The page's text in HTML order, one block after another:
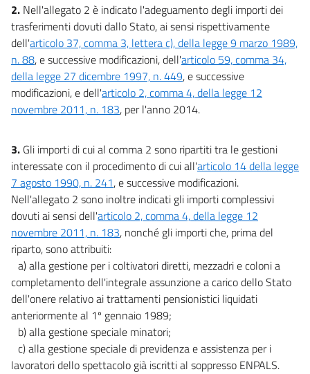
2. Nell'allegato 2 è indicato l'adeguamento degli importi dei
trasferimenti dovuti dallo Stato, ai sensi rispettivamente
dell'articolo 37, comma 3, lettera c), della legge 9 marzo 1989,
n. 88, e successive modificazioni, dell'articolo 59, comma 34,
della legge 27 dicembre 1997, n. 449, e successive
modificazioni, e dell'articolo 2, comma 4, della legge 12
novembre 2011, n. 183, per l'anno 2014.
3. Gli importi di cui al comma 2 sono ripartiti tra le gestioni
interessate con il procedimento di cui all'articolo 14 della legge
7 agosto 1990, n. 241, e successive modificazioni.
Nell'allegato 2 sono inoltre indicati gli importi complessivi
dovuti ai sensi dell'articolo 2, comma 4, della legge 12
novembre 2011, n. 183, nonché gli importi che, prima del
riparto, sono attribuiti:
a) alla gestione per i coltivatori diretti, mezzadri e coloni a
completamento dell'integrale assunzione a carico dello Stato
dell'onere relativo ai trattamenti pensionistici liquidati
anteriormente al 1º gennaio 1989;
b) alla gestione speciale minatori;
c) alla gestione speciale di previdenza e assistenza per i
lavoratori dello spettacolo già iscritti al soppresso ENPALS.